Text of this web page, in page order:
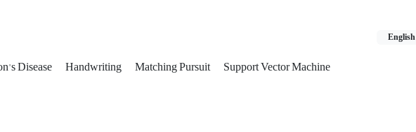
English
Disease Handwriting Matching Pursuit
Support Vector Machine